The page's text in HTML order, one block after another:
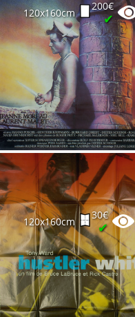
120x160cm
200€
✔
120x160cm
30€
✔